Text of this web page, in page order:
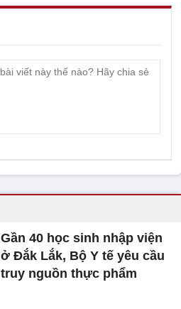
Gần 40 học sinh nhập viện
ở Đắk Lắk, Bộ Y tế yêu cầu
truy nguồn thực phẩm